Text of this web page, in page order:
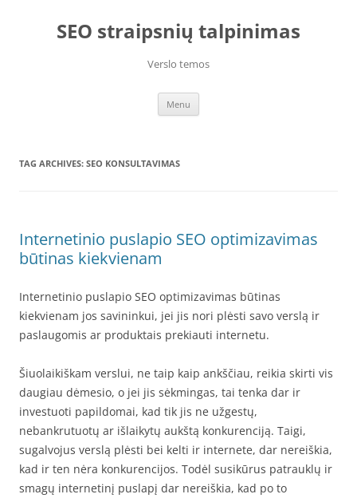
contentSEO straipsnių talpinimas
Verslo temos
Menu
TAG ARCHIVES: SEO KONSULTAVIMAS
Internetinio puslapio SEO optimizavimas
būtinas kiekvienam
Internetinio puslapio SEO optimizavimas būtinas
kiekvienam jos savininkui, jei jis nori plėsti savo verslą ir
paslaugomis ar produktais prekiauti internetu.
Šiuolaikiškam verslui, ne taip kaip ankščiau, reikia skirti vis
daugiau dėmesio, o jei jis sėkmingas, tai tenka dar ir
investuoti papildomai, kad tik jis ne užgestų,
nebankrutuotų ar išlaikytų aukštą konkurenciją. Taigi,
sugalvojus verslą plėsti bei kelti ir internete, dar nereiškia,
kad ir ten nėra konkurencijos. Todėl susikūrus patrauklų ir
smagų internetinį puslapį dar nereiškia, kad po to